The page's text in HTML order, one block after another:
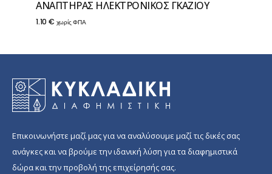
ΑΝΑΠΤΗΡΑΣ ΗΛΕΚΤΡΟΝΙΚΟΣ ΓΚΑΖΙΟΥ
1.10 € χωρίς ΦΠΑ
Επικοινωνήστε μαζί μας για να αναλύσουμε μαζί τις δικές σας
ανάγκες και να βρούμε την ιδανική λύση για τα διαφημιστικά
δώρα και την προβολή της επιχείρησής σας.